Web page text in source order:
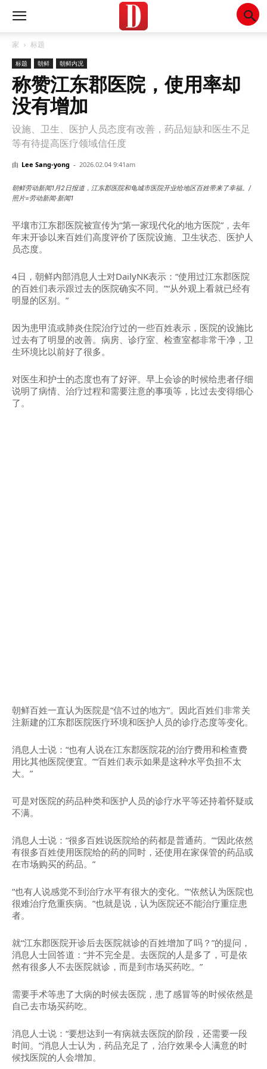
家 标题
标题 朝鲜 朝鲜内况
称赞江东郡医院，使用率却
没有增加
设施、卫生、医护人员态度有改善，药品短缺和医生不足
等有待提高医疗领域信任度
由 Lee Sang-yong - 2026.02.04 9:41am
朝鲜劳动新闻1月2日报道，江东郡医院和龟城市医院开业给地区百姓带来了幸福。/
照片=劳动新闻·新闻1
平壤市江东郡医院被宣传为“第一家现代化的地方医院”，去年
年末开诊以来百姓们高度评价了医院设施、卫生状态、医护人
员态度。
4日，朝鲜内部消息人士对DailyNK表示：“使用过江东郡医院
的百姓们表示跟过去的医院确实不同。”“从外观上看就已经有
明显的区别。”
因为患甲流或肺炎住院治疗过的一些百姓表示，医院的设施比
过去有了明显的改善。病房、诊疗室、检查室都非常干净，卫
生环境比以前好了很多。
对医生和护士的态度也有了好评。早上会诊的时候给患者仔细
说明了病情、治疗过程和需要注意的事项等，比过去变得细心
了。
朝鲜百姓一直认为医院是“信不过的地方”。因此百姓们非常关
注新建的江东郡医院医疗环境和医护人员的诊疗态度等变化。
消息人士说：“也有人说在江东郡医院花的治疗费用和检查费
用比其他医院便宜。”“百姓们表示如果是这种水平负担不太
大。”
可是对医院的药品种类和医护人员的诊疗水平等还持着怀疑或
不满。
消息人士说：“很多百姓说医院给的药都是普通药。”“因此依然
有很多百姓使用医院给的药的同时，还使用在家保管的药品或
在市场购买的药品。”
“也有人说感觉不到治疗水平有很大的变化。”“依然认为医院也
很难治疗危重疾病。”也就是说，认为医院还不能治疗重症患
者。
就“江东郡医院开诊后去医院就诊的百姓增加了吗？”的提问，
消息人士回答道：“并不完全是。去医院的人是多了，可是依
然有很多人不去医院就诊，而是到市场买药吃。”
需要手术等患了大病的时候去医院，患了感冒等的时候依然是
自己去市场买药吃。
消息人士说：“要想达到一有病就去医院的阶段，还需要一段
时间。”消息人士认为，药品充足了，治疗效果令人满意的时
候找医院的人会增加。